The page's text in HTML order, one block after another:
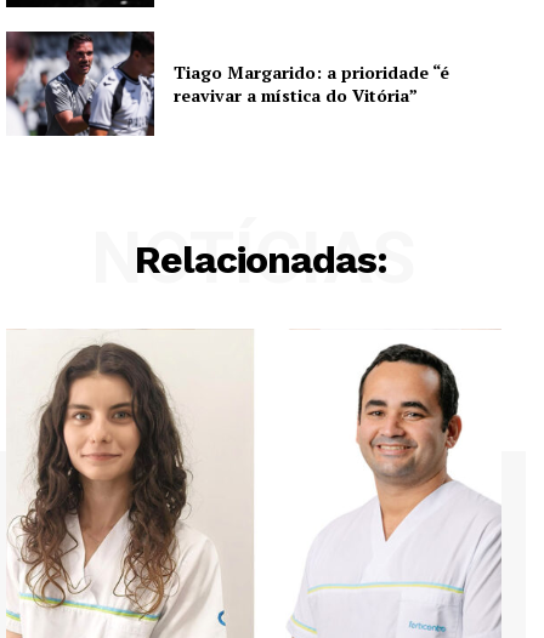
Tiago Margarido: a prioridade “é
reavivar a mística do Vitória”
Relacionadas:
NOTÍCIAS